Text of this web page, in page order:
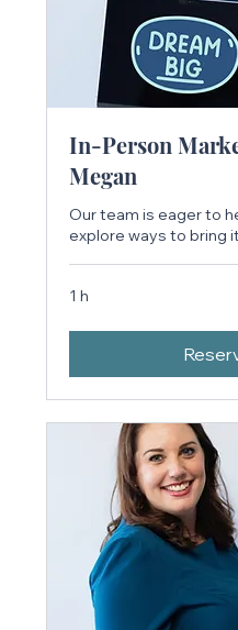
In-Person
Megan
Our team is eager to
explore ways to bring
1 h